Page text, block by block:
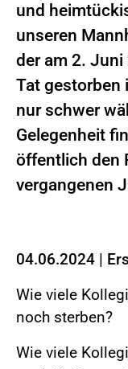
und
unseren
der am 2. Juni
Tat gestorben
nur schwer
Gelegenheit
öffentlich den
vergangenen
04.06.2024 |
Wie viele
noch sterben?
Wie viele